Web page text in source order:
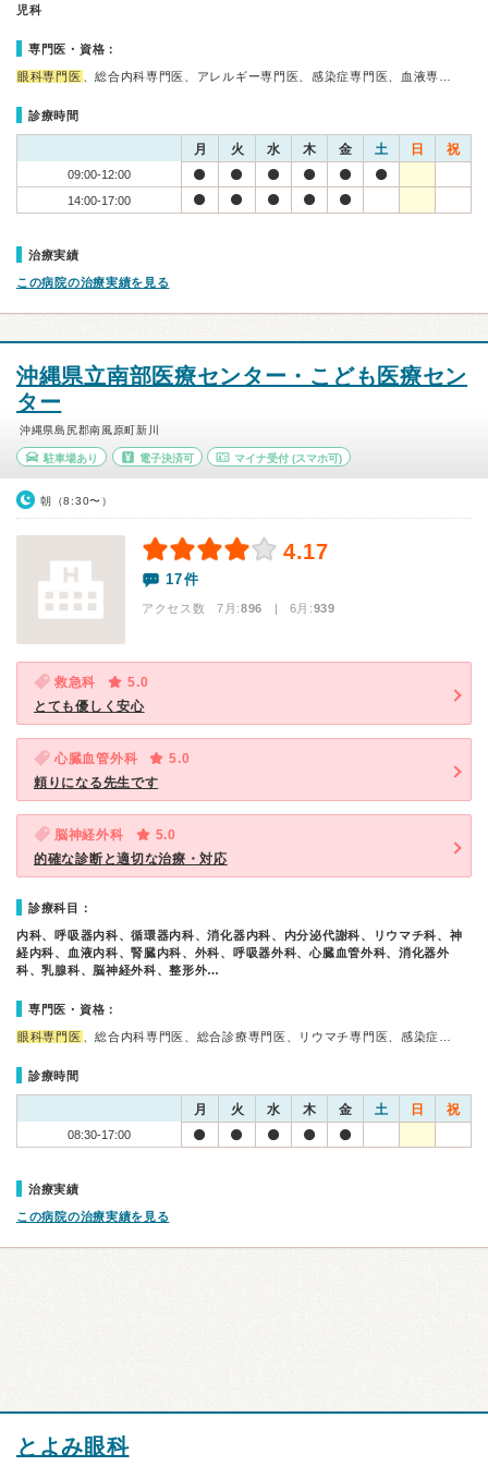
児科
専門医・資格：
眼科専門医 、総合内科専門医、アレルギー専門医、感染症専門医、血液専…
診療時間
月 火 水 木 金 土 日 祝
09:00-12:00
14:00-17:00
治療実績
この病院の治療実績を見る
沖縄県立南部医療センター・こども医療セン
ター
沖縄県島尻郡南風原町新川
駐車場あり 電子決済可 マイナ受付 (スマホ可)
朝（8:30〜）
4.17
17件
アクセス数 7月:896 | 6月:939
救急科
5.0
とても優しく安心
心臓血管外科
5.0
頼りになる先生です
脳神経外科
5.0
的確な診断と適切な治療・対応
診療科目：
内科、呼吸器内科、循環器内科、消化器内科、内分泌代謝科、リウマチ科、神
経内科、血液内科、腎臓内科、外科、呼吸器外科、心臓血管外科、消化器外
科、乳腺科、脳神経外科、整形外…
専門医・資格：
眼科専門医 、総合内科専門医、総合診療専門医、リウマチ専門医、感染症…
診療時間
月 火 水 木 金 土 日 祝
08:30-17:00
治療実績
この病院の治療実績を見る
とよみ眼科